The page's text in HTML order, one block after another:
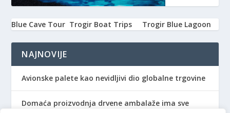
Blue Cave Tour Trogir Boat Trips Trogir Blue Lagoon
NAJNOVIJE
Avionske palete kao nevidljivi dio globalne trgovine
Domaća proizvodnja drvene ambalaže ima sve